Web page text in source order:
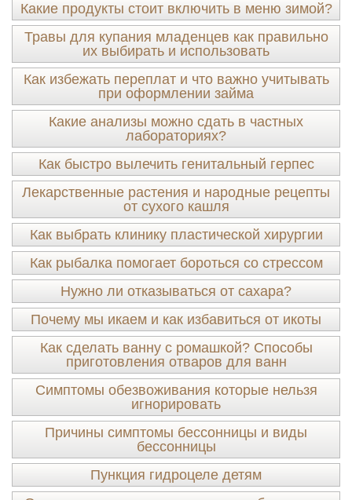
Какие продукты стоит включить в меню зимой?
Травы для купания младенцев как правильно
их выбирать и использовать
Как избежать переплат и что важно учитывать
при оформлении займа
Какие анализы можно сдать в частных
лабораториях?
Как быстро вылечить генитальный герпес
Лекарственные растения и народные рецепты
от сухого кашля
Как выбрать клинику пластической хирургии
Как рыбалка помогает бороться со стрессом
Нужно ли отказываться от сахара?
Почему мы икаем и как избавиться от икоты
Как сделать ванну с ромашкой? Способы
приготовления отваров для ванн
Симптомы обезвоживания которые нельзя
игнорировать
Причины симптомы бессонницы и виды
бессонницы
Пункция гидроцеле детям